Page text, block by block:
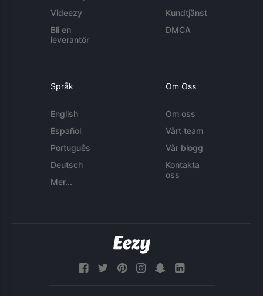
Videezy
Bli en
leverantör
Kundtjänst
DMCA
Språk
English
Español
Português
Deutsch
Mer...
Om Oss
Om oss
Vårt team
Vår blogg
Kontakta
oss